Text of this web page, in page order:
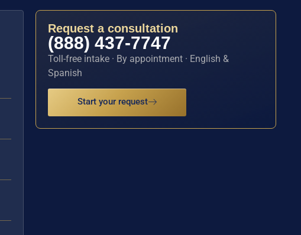
Request a consultation
(888) 437-7747
Toll-free intake · By appointment · English &
Spanish
Start your request